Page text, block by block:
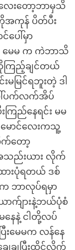
လေးတော့ဘာမှသိ
အကုန် ပိတ်ပီး
ေါ်မှာ
မေမ က ကဲဘာသိ
ကြည့်ချင်တယ်
ြင်ရဘူးတဲ့ ဒါ
ါ်ပက်လက်အိပ်
ြည်နေရင်း မမ
မောင်လေးကသူ့
က်တော့
သည်းယား လိုက်
ားပုံရတယ် ဒစ်
က ဘာလုပ်ရမှာ
ာက်ျားနဲ့ဘယ်ပုံစံ
နေနဲ့ ငါတို့လပ်
းမေမက လန်နေ
ေချပြီးထိုင်လိုက်